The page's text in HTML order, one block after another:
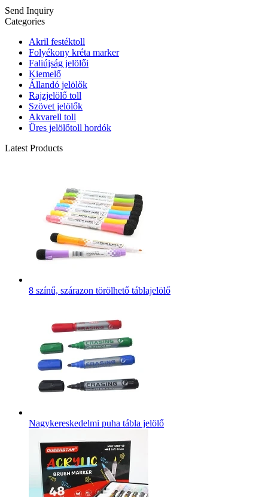
Send Inquiry
Categories
Akril festéktoll
Folyékony kréta marker
Faliújság jelölői
Kiemelő
Állandó jelölők
Rajzjelölő toll
Szövet jelölők
Akvarell toll
Üres jelölőtoll hordók
Latest Products
8 színű, szárazon törölhető táblajelölő
Nagykereskedelmi puha tábla jelölő